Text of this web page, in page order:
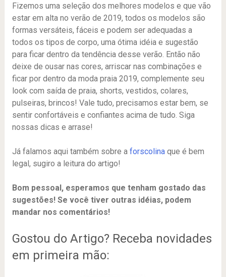
Fizemos uma seleção dos melhores modelos e que vão
estar em alta no verão de 2019, todos os modelos são
formas versáteis, fáceis e podem ser adequadas a
todos os tipos de corpo, uma ótima idéia e sugestão
para ficar dentro da tendência desse verão. Então não
deixe de ousar nas cores, arriscar nas combinações e
ficar por dentro da moda praia 2019, complemente seu
look com saída de praia, shorts, vestidos, colares,
pulseiras, brincos! Vale tudo, precisamos estar bem, se
sentir confortáveis e confiantes acima de tudo. Siga
nossas dicas e arrase!
Já falamos aqui também sobre a forscolinaque é bem
legal, sugiro a leitura do artigo!
Bom pessoal, esperamos que tenham gostado das
sugestões! Se você tiver outras idéias, podem
mandar nos comentários!
Gostou do Artigo? Receba novidades
em primeira mão: